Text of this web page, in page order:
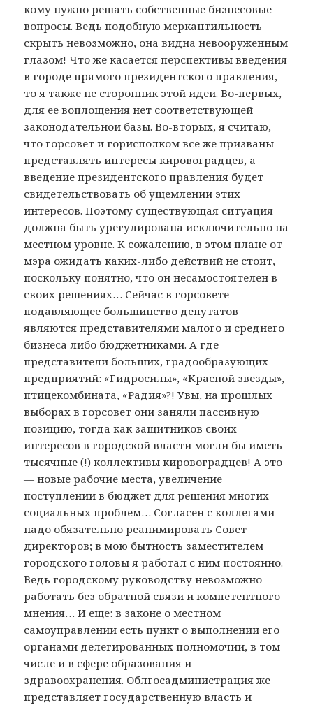
кому нужно решать собственные бизнесовые
вопросы. Ведь подобную меркантильность
скрыть невозможно, она видна невооруженным
глазом! Что же касается перспективы введения
в городе прямого президентского правления,
то я также не сторонник этой идеи. Во-первых,
для ее воплощения нет соответствующей
законодательной базы. Во-вторых, я считаю,
что горсовет и горисполком все же призваны
представлять интересы кировоградцев, а
введение президентского правления будет
свидетельствовать об ущемлении этих
интересов. Поэтому существующая ситуация
должна быть урегулирована исключительно на
местном уровне. К сожалению, в этом плане от
мэра ожидать каких-либо действий не стоит,
поскольку понятно, что он несамостоятелен в
своих решениях… Сейчас в горсовете
подавляющее большинство депутатов
являются представителями малого и среднего
бизнеса либо бюджетниками. А где
представители больших, градообразующих
предприятий: «Гидросилы», «Красной звезды»,
птицекомбината, «Радия»?! Увы, на прошлых
выборах в горсовет они заняли пассивную
позицию, тогда как защитников своих
интересов в городской власти могли бы иметь
тысячные (!) коллективы кировоградцев! А это
— новые рабочие места, увеличение
поступлений в бюджет для решения многих
социальных проблем… Согласен с коллегами —
надо обязательно реанимировать Совет
директоров; в мою бытность заместителем
городского головы я работал с ним постоянно.
Ведь городскому руководству невозможно
работать без обратной связи и компетентного
мнения… И еще: в законе о местном
самоуправлении есть пункт о выполнении его
органами делегированных полномочий, в том
числе и в сфере образования и
здравоохранения. Облгосадминистрация же
представляет государственную власть и